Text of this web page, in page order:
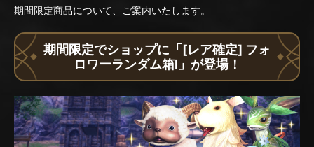
期間限定商品について、ご案内いたします。
期間限定でショップに「[レア確定] フォ
ロワーランダム箱I」が登場！